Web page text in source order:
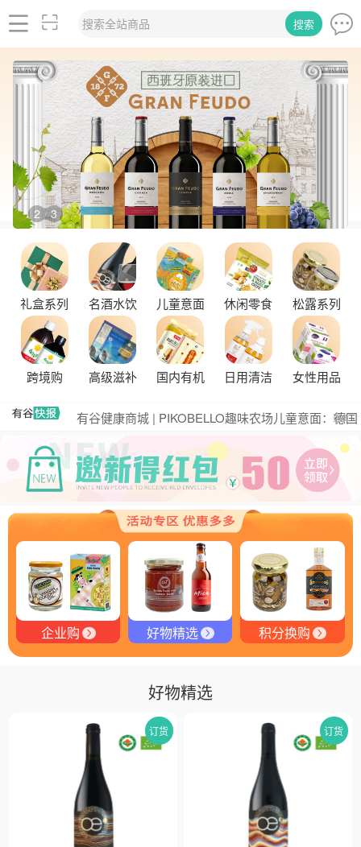
搜索全站商品 搜索
2 / 3
礼盒系列 名酒水饮 儿童意面 休闲零食 松露系列
跨境购 高级滋补 国内有机 日用清洁 女性用品
更多
式，共筑大健康产业有机生态新未来
有谷健康商城 | PIKOBELLO趣味农场儿童意面：德国
匠心打造的无盐健康新主张
有谷健康 | PIKOBELLO牌儿童意面：健康与美味的完
美结合
探寻黑钻奥秘：有谷健康与塞尔维亚黑松露的完美邂
逅
探秘塞尔维亚黑松露：舌尖上的黑钻石
品味卓越，OE 中欧有机双认证红酒的独特魅力
品味拉克索威斯威士忌，邂逅独特酒韵
舌尖上的塞尔维亚黑松露，你了解多少？
探秘塞尔维亚松露的独特魅力
黑松露的热量是多少？
企业购 好物精选 积分换购
好物精选
订货 订货